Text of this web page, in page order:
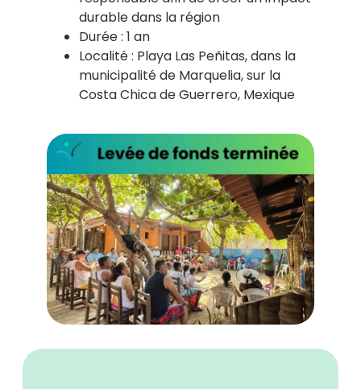
durable dans la région
Durée : 1 an
Localité : Playa Las Peñitas, dans la
municipalité de Marquelia, sur la
Costa Chica de Guerrero, Mexique